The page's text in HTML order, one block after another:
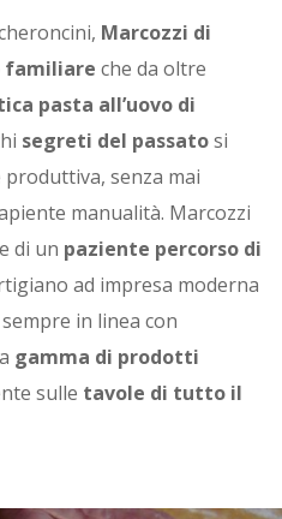
Marcozzi di
familiare che da oltre
pasta all’uovo di
segreti del passatosi
senza mai
manualità. Marcozzi
di un paziente percorso di
ad impresa moderna
in linea con
gamma di prodotti
sulle tavole di tutto il